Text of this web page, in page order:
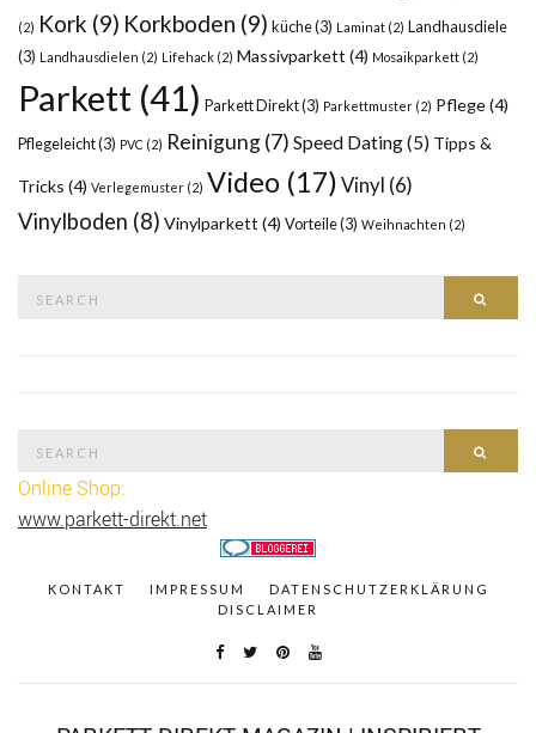
(2) Kork (9) Korkboden (9) küche(3) Laminat (2) Landhausdiele
(3) Landhausdielen (2) Lifehack (2) Massivparkett(4) Mosaikparkett (2)
Parkett (41) Parkett Direkt(3) Parkettmuster (2) Pflege(4)
Pflegeleicht(3) PVC (2) Reinigung(7) Speed Dating(5) Tipps &
Tricks (4) Verlegemuster (2) Video (17)Vinyl (6)
Vinylboden (8) Vinylparkett(4) Vorteile(3) Weihnachten (2)
Online Shop:
www.parkett-direkt.net
KONTAKT IMPRESSUM
DATENSCHUTZERKLÄRUNG
DISCLAIMER